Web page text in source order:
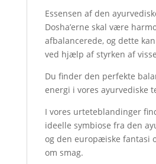
Essensen af den
Dosha’erne skal være
afbalancerede, og dette
ved hjælp af styrken af
Du finder den perfekte
energi i vores ayurvediske
I vores urteteblandinger
ideelle symbiose fra den
og den europæiske fantasi
om smag.